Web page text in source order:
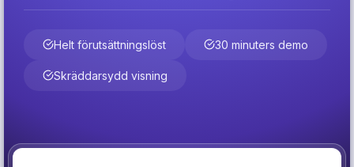
Helt förutsättningslöst 30 minuters demo
Skräddarsydd visning